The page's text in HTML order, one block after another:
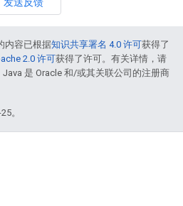
内容已根据知识共享署名 4.0 许可获得了
2.0 许可获得了许可。有关详情，请
Java 是 Oracle 和/或其关联公司的注册商
。